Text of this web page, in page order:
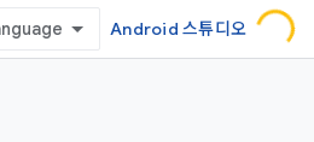
Android 스튜디오